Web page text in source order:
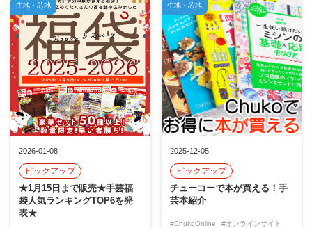
2026-01-08
ピックアップ
★1月15日まで販売★手芸福
袋人気ランキングTOP6を発
表★
生地・芯地
2025-12-05
ピックアップ
チューコーで本が買える！手
芸本紹介
#ChukoOnline
#オンラインサイト
生地・芯地